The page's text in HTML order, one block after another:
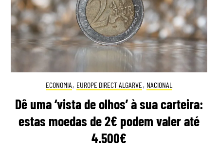
ECONOMIA, EUROPE DIRECT ALGARVE, NACIONAL
Dê uma ‘vista de olhos’ à sua carteira:
estas moedas de 2€ podem valer até
4.500€